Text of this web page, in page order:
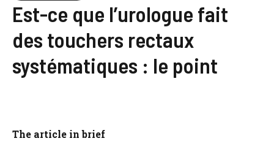
Est-ce que l’urologue fait
des touchers rectaux
systématiques : le point
The article in brief